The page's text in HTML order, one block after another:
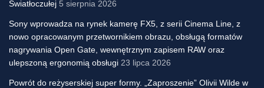
Światłoczułej 5 sierpnia 2026
Sony wprowadza na rynek kamerę FX5, z serii Cinema Line, z
nowo opracowanym przetwornikiem obrazu, obsługą formatów
nagrywania Open Gate, wewnętrznym zapisem RAW oraz
ulepszoną ergonomią obsługi 23 lipca 2026
Powrót do reżyserskiej super formy. „Zaproszenie” Olivii Wilde w